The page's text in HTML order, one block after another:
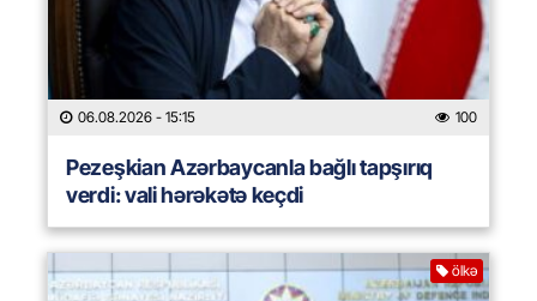
06.08.2026 - 15:15 100
Pezeşkian Azərbaycanla bağlı tapşırıq
verdi: vali hərəkətə keçdi
ölkə